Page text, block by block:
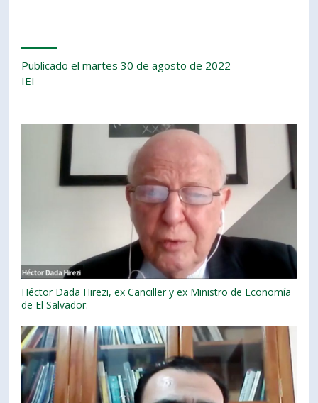
Héctor Dada Hirezi, ex Canciller y ex Ministro de Economía
de El Salvador.
Publicado el martes 30 de agosto de 2022
IEI